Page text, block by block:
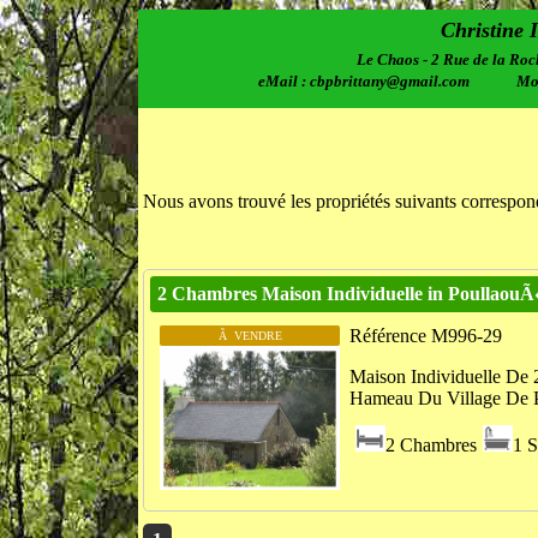
Christine
Le Chaos - 2 Rue de la
eMail : cbpbrittany@gmail.com
Nous avons trouvé les propriétés suivants
2 Chambres Maison Individuelle in
Ã VENDRE
Référence M996-29
Maison Individuelle De
Hameau Du Village De
2 Chambres 1